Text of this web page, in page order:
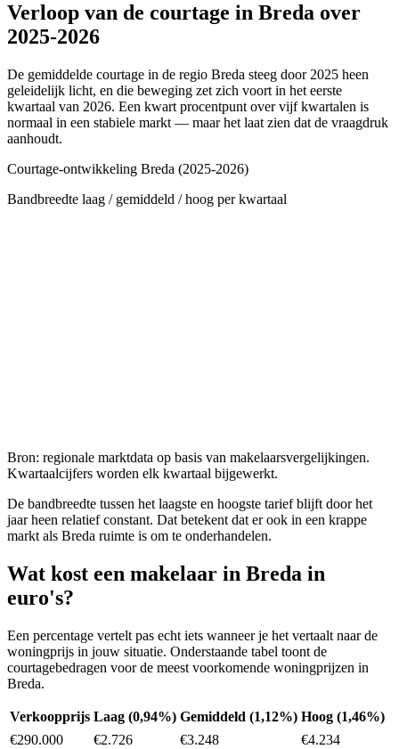
Verloop van de courtage in Breda over
2025-2026
De gemiddelde courtage in de regio Breda steeg door 2025 heen
geleidelijk licht, en die beweging zet zich voort in het eerste
kwartaal van 2026. Een kwart procentpunt over vijf kwartalen is
normaal in een stabiele markt — maar het laat zien dat de vraagdruk
aanhoudt.
Courtage-ontwikkeling Breda (2025-2026)
Bandbreedte laag / gemiddeld / hoog per kwartaal
Bron: regionale marktdata op basis van makelaarsvergelijkingen.
Kwartaalcijfers worden elk kwartaal bijgewerkt.
De bandbreedte tussen het laagste en hoogste tarief blijft door het
jaar heen relatief constant. Dat betekent dat er ook in een krappe
markt als Breda ruimte is om te onderhandelen.
Wat kost een makelaar in Breda in
euro's?
Een percentage vertelt pas echt iets wanneer je het vertaalt naar de
woningprijs in jouw situatie. Onderstaande tabel toont de
courtagebedragen voor de meest voorkomende woningprijzen in
Breda.
Verkoopprijs Laag (0,94%) Gemiddeld (1,12%) Hoog (1,46%)
€290.000
€2.726 €3.248 €4.234